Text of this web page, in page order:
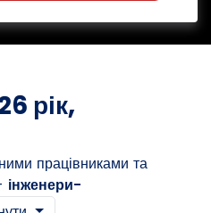
рік,
працівниками та
інженери-